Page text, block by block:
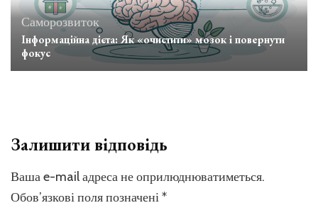
Саморозвиток
Інформаційна дієта: Як «очистити» мозок і повернути
фокус
Залишити відповідь
Ваша e-mail адреса не оприлюднюватиметься.
Обов’язкові поля позначені*